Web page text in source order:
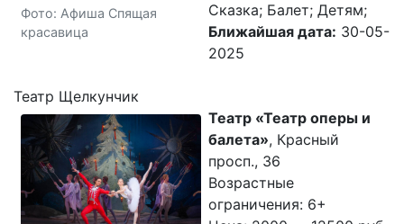
Фото: Афиша Спящая
красавица
Сказка; Балет; Детям;
Ближайшая дата: 30-05-
2025
Театр Щелкунчик
Театр «Театр оперы и
балета», Красный
просп., 36
Возрастные
ограничения: 6+